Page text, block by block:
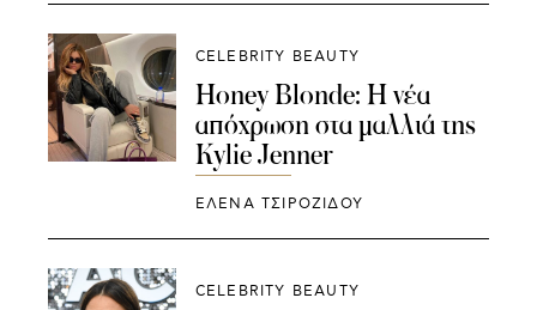
CELEBRITY BEAUTY
Honey Blonde: Η νέα
απόχρωση στα μαλλιά της
Kylie Jenner
ΈΛΕΝΑ ΤΣΙΡΟΖΊΔΟΥ
CELEBRITY BEAUTY